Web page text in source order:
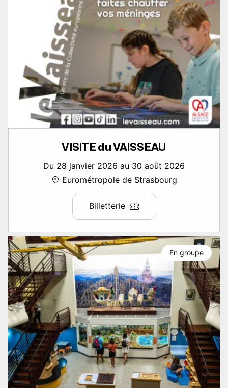
VISITE du VAISSEAU
Du 28 janvier 2026 au 30 août 2026
Eurométropole de Strasbourg
Billetterie
En groupe